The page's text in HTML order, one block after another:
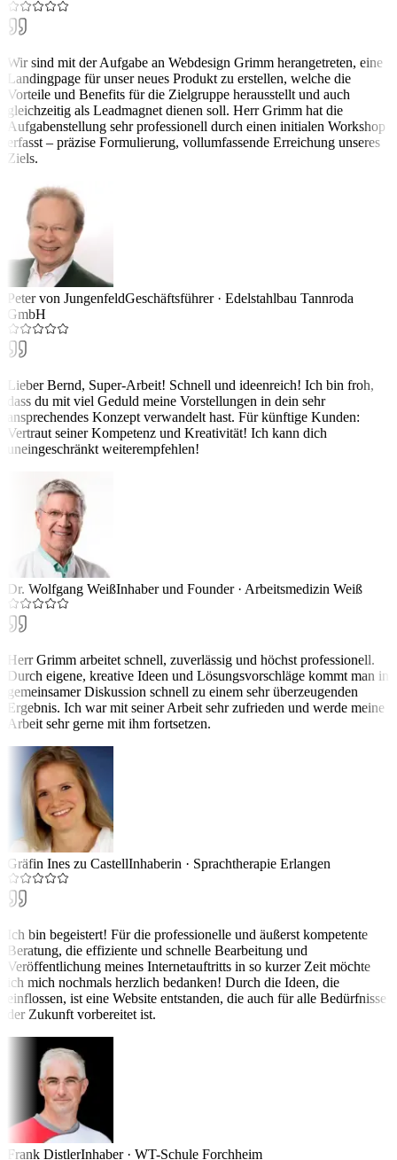
Wir sind mit der Aufgabe an Webdesign Grimm herangetreten, eine
Landingpage für unser neues Produkt zu erstellen, welche die
Vorteile und Benefits für die Zielgruppe herausstellt und auch
gleichzeitig als Leadmagnet dienen soll. Herr Grimm hat die
Aufgabenstellung sehr professionell durch einen initialen Workshop
erfasst – präzise Formulierung, vollumfassende Erreichung unseres
Ziels.
Peter von JungenfeldGeschäftsführer· Edelstahlbau Tannroda
GmbH
Lieber Bernd, Super-Arbeit! Schnell und ideenreich! Ich bin froh,
dass du mit viel Geduld meine Vorstellungen in dein sehr
ansprechendes Konzept verwandelt hast. Für künftige Kunden:
Vertraut seiner Kompetenz und Kreativität! Ich kann dich
uneingeschränkt weiterempfehlen!
Dr. Wolfgang WeißInhaber und Founder· Arbeitsmedizin Weiß
Herr Grimm arbeitet schnell, zuverlässig und höchst professionell.
Durch eigene, kreative Ideen und Lösungsvorschläge kommt man in
gemeinsamer Diskussion schnell zu einem sehr überzeugenden
Ergebnis. Ich war mit seiner Arbeit sehr zufrieden und werde meine
Arbeit sehr gerne mit ihm fortsetzen.
Gräfin Ines zu CastellInhaberin · Sprachtherapie Erlangen
Ich bin begeistert! Für die professionelle und äußerst kompetente
Beratung, die effiziente und schnelle Bearbeitung und
Veröffentlichung meines Internetauftritts in so kurzer Zeit möchte
ich mich nochmals herzlich bedanken! Durch die Ideen, die
einflossen, ist eine Website entstanden, die auch für alle Bedürfnisse
der Zukunft vorbereitet ist.
Frank DistlerInhaber· WT-Schule Forchheim